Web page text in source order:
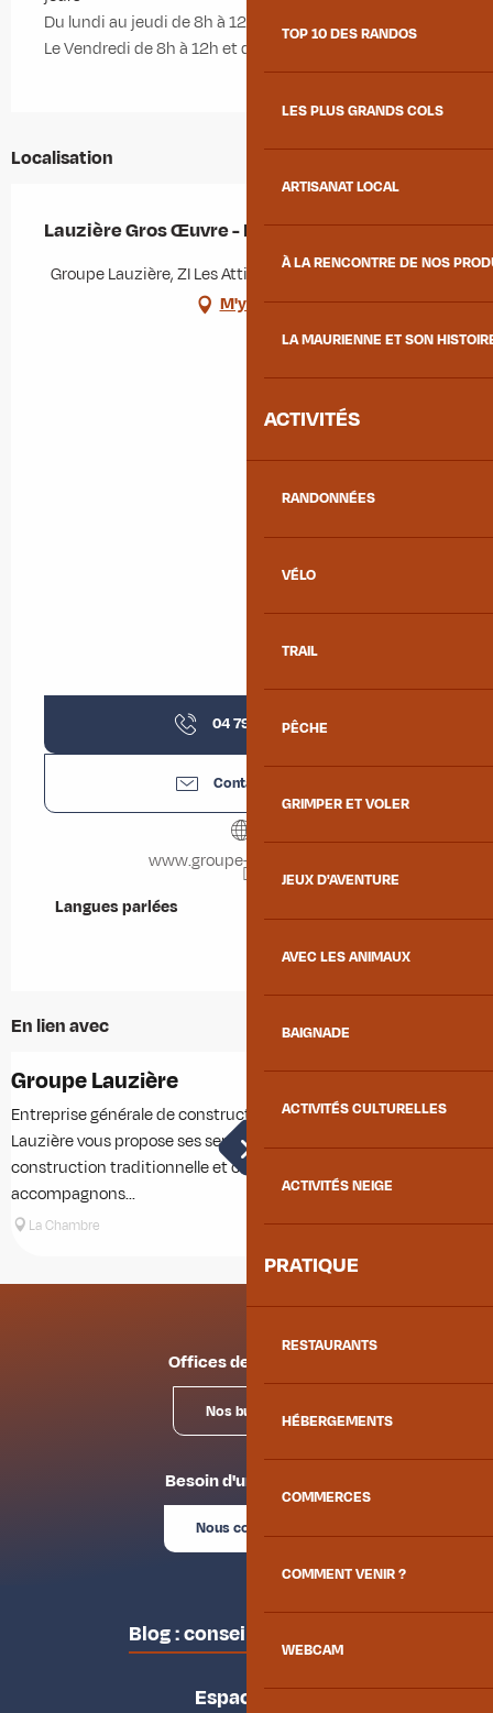
TOP 10 DES RANDOS
LES PLUS GRANDS COLS
ARTISANAT LOCAL
À LA RENCONTRE DE NOS
LA MAURIENNE ET SON
ACTIVITÉS
RANDONNÉES
VÉLO
TRAIL
PÊCHE
GRIMPER ET VOLER
JEUX D'AVENTURE
AVEC LES ANIMAUX
BAIGNADE
ACTIVITÉS CULTURELLES
ACTIVITÉS NEIGE
PRATIQUE
RESTAURANTS
HÉBERGEMENTS
COMMERCES
COMMENT VENIR ?
WEBCAM
Du lundi au jeudi de 8h à 12h et de 13h30 à 17h30
Le Vendredi de 8h à 12h et de 13h à 16h
Localisation
Lauzière Gros Œuvre - LGO
Groupe Lauzière, ZI Les Attignours, 73130 La Chambre
M'y rendre
04 79 83 29▒▒
Contactez-nous
www.groupe-lauziere.com
Langues parlées
Langues parlées
En lien avec
Groupe Lauzière
Entreprise générale de construction immobilière, le Groupe
Lauzière vous propose ses services en matière de
construction traditionnelle et chalets. Nous vous
accompagnons...
La Chambre
Offices de tourisme
Nos bureaux
Besoin d'un conseil ?
Nous contacter
Blog : conseils des locaux
Espace pro